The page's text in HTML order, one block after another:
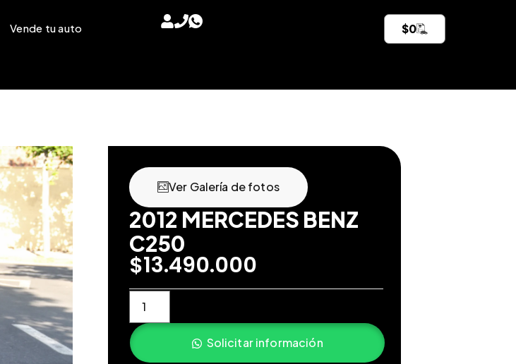
Vende tu auto $0
Ver Galería de fotos
2012 MERCEDES BENZ
C250
$13.490.000
Solicitar información